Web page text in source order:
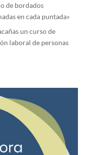
de bordados
en cada puntada»
un curso de
laboral de personas